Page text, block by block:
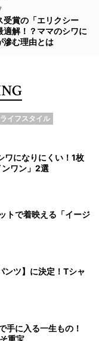
受賞の「エリクシー
適解！？ママのシワに
滲む理由とは
ライフスタイル
ワになりにくい！1枚
ワン」2選
トで着映える「イージ
ンツ】に決定！Tシャ
手に入る一生もの！